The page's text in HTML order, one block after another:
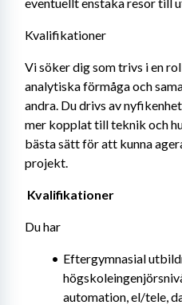
Kvalifikationer
Vi söker dig som trivs i en
analytiska förmåga och
andra. Du drivs av
mer kopplat till teknik och
bästa sätt för att kunna
projekt.
Kvalifikationer
Du har
Eftergymnasial
automation, el/tele,